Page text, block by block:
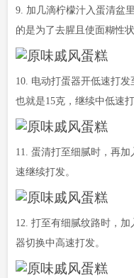
9. 加几滴柠檬汁入蛋清盆
的是为了去腥且使面糊性状
10. 电动打蛋器开低速打发
也就是15克，继续中低速
11. 蛋清打至细腻时，再
速继续打发。
12. 打至有细腻纹路时，
器切换中高速打发。